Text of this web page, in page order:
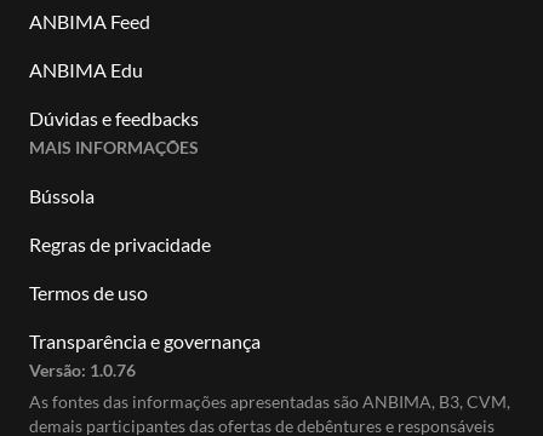
ANBIMA Feed
ANBIMA Edu
Dúvidas e feedbacks
MAIS INFORMAÇÕES
Bússola
Regras de privacidade
Termos de uso
Transparência e governança
Versão: 1.0.76
As fontes das informações apresentadas são ANBIMA, B3, CVM,
demais participantes das ofertas de debêntures e responsáveis